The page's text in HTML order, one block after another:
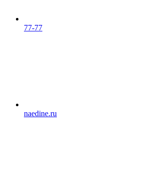
77-77
naedine.ru